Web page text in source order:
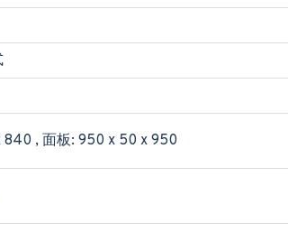
840 , 面板: 950 x 50 x 950